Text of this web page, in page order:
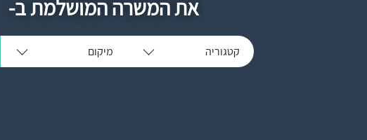
את המשרה המושלמת ב-
קטגוריה מיקום